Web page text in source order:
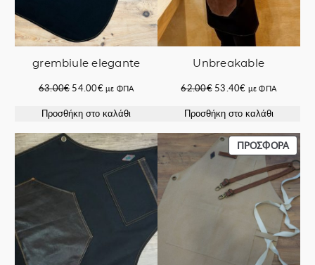
grembiule elegante
63.00€ Original
was:
54.00€Η
τιμή
54.00€.
με ΦΠΑ
Προσθήκη στο καλάθι
Unbreakable
62.00€ Original
was:
53.40€ Η
τιμή
53.40€.
με ΦΠΑ
Προσθήκη στο καλάθι
ΠΡΟΣΦΟΡΆ
ΣΕ